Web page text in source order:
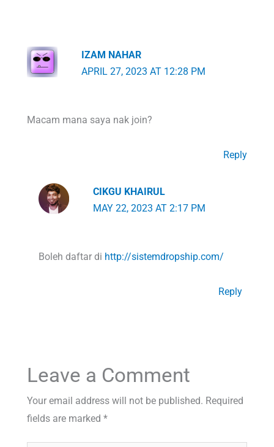
IZAM NAHAR
APRIL 27, 2023 AT 12:28 PM
Macam mana saya nak join?
Reply
CIKGU KHAIRUL
MAY 22, 2023 AT 2:17 PM
Boleh daftar di http://sistemdropship.com/
Reply
Leave a Comment
Your email address will not be published. Required
fields are marked*